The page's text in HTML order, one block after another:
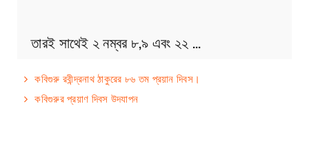
তারই সাথেই ২ নম্বর ৮,৯ এবং ২২ …
কবিগুরু রবীন্দ্রনাথ ঠাকুরের ৮৬ তম প্রয়ান দিবস।
কবিগুরুর প্রয়াণ দিবস উদযাপন